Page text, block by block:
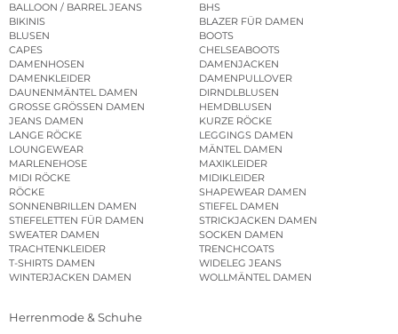
BALLOON / BARREL JEANS
BHS
BIKINIS
BLAZER FÜR DAMEN
BLUSEN
BOOTS
CAPES
CHELSEABOOTS
DAMENHOSEN
DAMENJACKEN
DAMENKLEIDER
DAMENPULLOVER
DAUNENMÄNTEL DAMEN
DIRNDLBLUSEN
GROSSE GRÖSSEN DAMEN
HEMDBLUSEN
JEANS DAMEN
KURZE RÖCKE
LANGE RÖCKE
LEGGINGS DAMEN
LOUNGEWEAR
MÄNTEL DAMEN
MARLENEHOSE
MAXIKLEIDER
MIDI RÖCKE
MIDIKLEIDER
RÖCKE
SHAPEWEAR DAMEN
SONNENBRILLEN DAMEN
STIEFEL DAMEN
STIEFELETTEN FÜR DAMEN
STRICKJACKEN DAMEN
SWEATER DAMEN
SOCKEN DAMEN
TRACHTENKLEIDER
TRENCHCOATS
T-SHIRTS DAMEN
WIDELEG JEANS
WINTERJACKEN DAMEN
WOLLMÄNTEL DAMEN
Herrenmode & Schuhe